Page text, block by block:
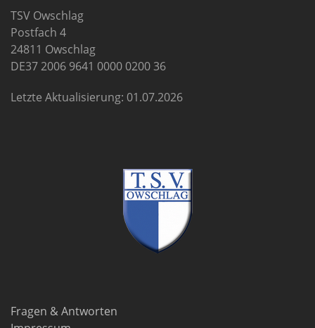
TSV Owschlag
Postfach 4
24811 Owschlag
DE37 2006 9641 0000 0200 36
Letzte Aktualisierung: 01.07.2026
Fragen & Antworten